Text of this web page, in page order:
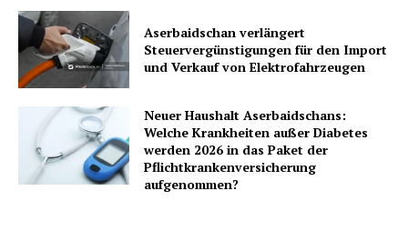
Aserbaidschan verlängert
Steuervergünstigungen für den Import
und Verkauf von Elektrofahrzeugen
Neuer Haushalt Aserbaidschans:
Welche Krankheiten außer Diabetes
werden 2026 in das Paket der
Pflichtkrankenversicherung
aufgenommen?